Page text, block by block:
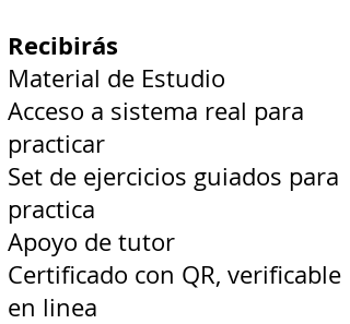
Recibirás
Material de Estudio
Acceso a sistema real para
practicar
Set de ejercicios guiados para
practica
Apoyo de tutor
Certificado con QR, verificable
en linea